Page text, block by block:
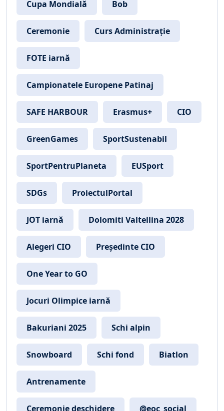
Cupa Mondială Bob
Ceremonie Curs Administrație
FOTE iarnă
Campionatele Europene Patinaj
SAFE HARBOUR Erasmus+ CIO
GreenGames SportSustenabil
SportPentruPlaneta EUSport
SDGs ProiectulPortal
JOT iarnă Dolomiti Valtellina 2028
Alegeri CIO Președinte CIO
One Year to GO
Jocuri Olimpice iarnă
Bakuriani 2025 Schi alpin
Snowboard Schi fond Biatlon
Antrenamente
Ceremonie deschidere @eoc_social